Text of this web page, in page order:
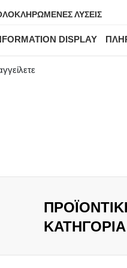
ΛΥΣΕΙΣ
DISPLAY
ΚΑΤΗΓΟΡΙΑ